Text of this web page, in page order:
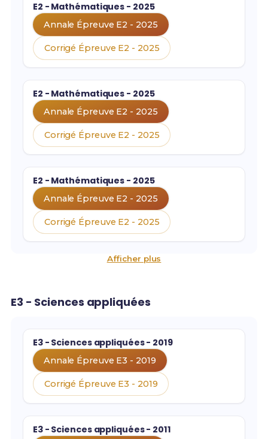
E2 - Mathématiques - 2025
Annale Épreuve E2 - 2025
Corrigé Épreuve E2 - 2025
E2 - Mathématiques - 2025
Annale Épreuve E2 - 2025
Corrigé Épreuve E2 - 2025
E2 - Mathématiques - 2025
Annale Épreuve E2 - 2025
Corrigé Épreuve E2 - 2025
Afficher plus
E3 - Sciences appliquées
E3 - Sciences appliquées - 2019
Annale Épreuve E3 - 2019
Corrigé Épreuve E3 - 2019
E3 - Sciences appliquées - 2011